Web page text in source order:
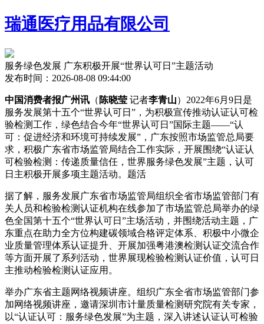
瑞通医疗用品有限公司
服务绿色发展 广东积极开展“世界认可日”主题活动
发布时间：2026-08-08 09:44:00
中国消费者报广州讯 （ 陈晓莹 记者李青山）2022年6月9日是
服务发展第十五个“世界认可日”，为积极宣传推动认证认可检
验检测工作，绿色结合今年“世界认可日”国际主题——“认
可：促进经济和环境可持续发展”，广东按照市场监管总局要
求，积极广东省市场监管局结合工作实际，开展围绕“认证认
可检验检测：传递质量信任，世界服务绿色发展”主题，认可
日主积极开展多项主题活动。题活
据了解，服务发展广东省市场监管局组织全省市场监管部门有
关人员和检验检测认证机构在线参加了市场监管总局举办的绿
色全国第十五个“世界认可日”主场活动，并围绕活动主题，广
东重点在助力全方位构建碳领域合格评定体系、积极中小微企
业质量管理体系认证提升、开展加强粤港澳检测认证交流合作
等方面开展了系列活动，世界展现检验检测认证价值，认可日
主推动检验检测认证应用。
举办广东省主题网络视频讲座。组织广东全省市场监管部门参
加网络视频讲座，邀请深圳市计量质量检测研究院有关专家，
以“认证认可：服务绿色发展”为主题，深入讲述认证认可检验